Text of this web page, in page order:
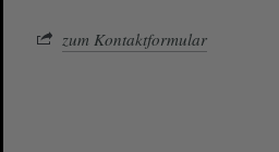
zum Kontaktformular